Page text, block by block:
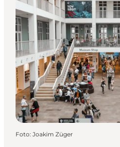
Inspiration
Regionen
Erlebnisse
Unterkünfte
Reiseplanung
Foto: Joakim Züger